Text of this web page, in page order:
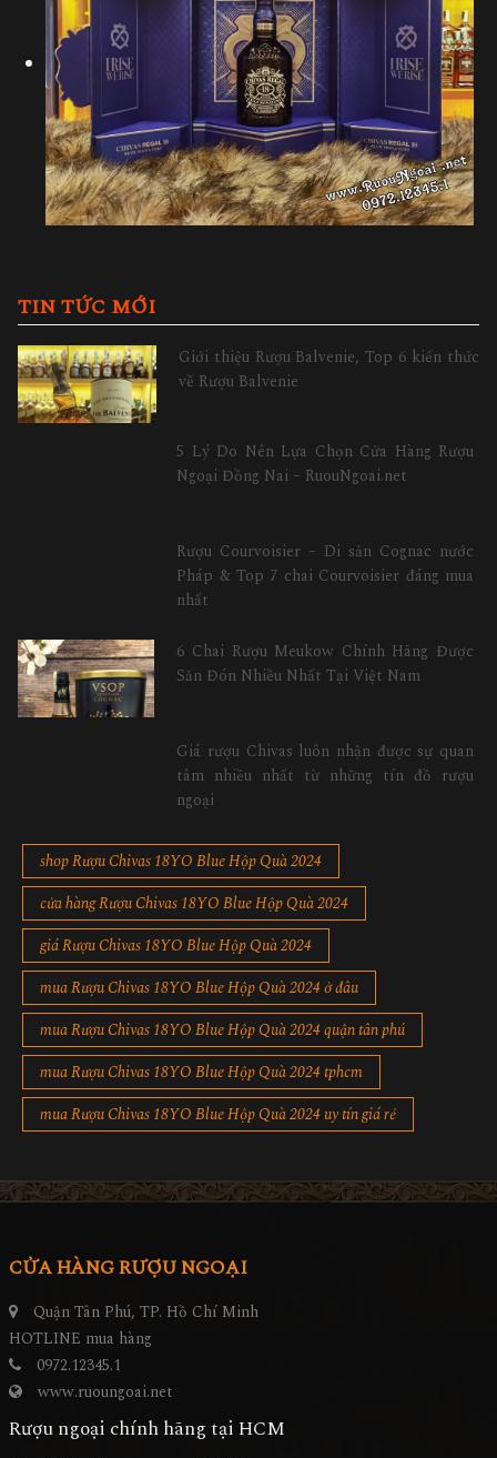
TIN TỨC MỚI
Giới thiệu Rượu Balvenie, Top 6 kiến thức
về Rượu Balvenie
5 Lý Do Nên Lựa Chọn Cửa Hàng Rượu
Ngoại Đồng Nai – RuouNgoai.net
Rượu Courvoisier – Di sản Cognac nước
Pháp & Top 7 chai Courvoisier đáng mua
nhất
6 Chai Rượu Meukow Chính Hãng Được
Săn Đón Nhiều Nhất Tại Việt Nam
Giá rượu Chivas luôn nhận được sự quan
tâm nhiều nhất từ những tín đồ rượu
ngoại
shop Rượu Chivas 18YO Blue Hộp Quà 2024
cửa hàng Rượu Chivas 18YO Blue Hộp Quà 2024
giá Rượu Chivas 18YO Blue Hộp Quà 2024
mua Rượu Chivas 18YO Blue Hộp Quà 2024 ở đâu
mua Rượu Chivas 18YO Blue Hộp Quà 2024 quận tân phú
mua Rượu Chivas 18YO Blue Hộp Quà 2024 tphcm
mua Rượu Chivas 18YO Blue Hộp Quà 2024 uy tín giá rẻ
CỬA HÀNG RƯỢU NGOẠI
Quận Tân Phú, TP. Hồ Chí Minh
HOTLINE mua hàng
0972.12345.1
www.ruoungoai.net
Rượu ngoại chính hãng tại HCM